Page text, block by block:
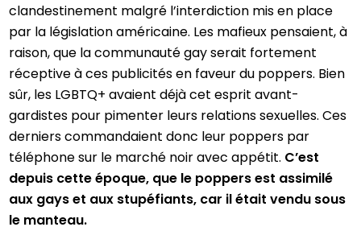
clandestinement malgré l’interdiction mis en place
par la législation américaine. Les mafieux pensaient, à
raison, que la communauté gay serait fortement
réceptive à ces publicités en faveur du poppers. Bien
sûr, les LGBTQ+ avaient déjà cet esprit avant-
gardistes pour pimenter leurs relations sexuelles. Ces
derniers commandaient donc leur poppers par
téléphone sur le marché noir avec appétit. C’est
depuis cette époque, que le poppers est assimilé
aux gays et aux stupéfiants, car il était vendu sous
le manteau.